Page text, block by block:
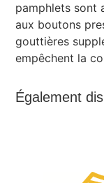
pamphlets sont
aux boutons
gouttières
empêchent la
Également